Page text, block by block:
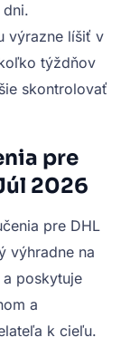
výrazne líšiť v
týždňov
skontrolovať
pre
2026
pre DHL
výhradne na
poskytuje
a
k cieľu.